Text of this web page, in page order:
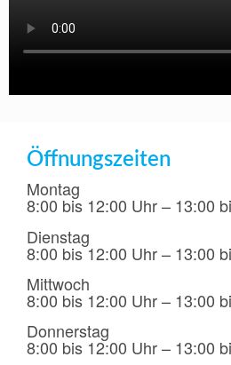
Öffnungszeiten
Montag
8:00 bis 12:00 Uhr – 13:00
Dienstag
8:00 bis 12:00 Uhr – 13:00
Mittwoch
8:00 bis 12:00 Uhr – 13:00
Donnerstag
8:00 bis 12:00 Uhr – 13:00